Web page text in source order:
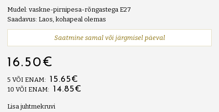
Mudel: vaskne-pirnipesa-rõngastega E27
Saadavus: Laos, kohapeal olemas
Saatmine samal või järgmisel päeval
16.50€
5 VÕI ENAM: 15.65€
10 VÕI ENAM: 14.85€
Lisa juhtmekruvi